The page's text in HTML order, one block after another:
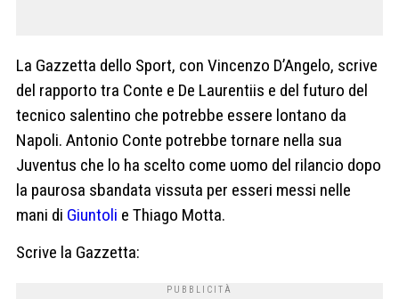
La Gazzetta dello Sport, con Vincenzo D’Angelo, scrive
del rapporto tra Conte e De Laurentiis e del futuro del
tecnico salentino che potrebbe essere lontano da
Napoli. Antonio Conte potrebbe tornare nella sua
Juventus che lo ha scelto come uomo del rilancio dopo
la paurosa sbandata vissuta per esseri messi nelle
mani di Giuntoli e Thiago Motta.
Scrive la Gazzetta: